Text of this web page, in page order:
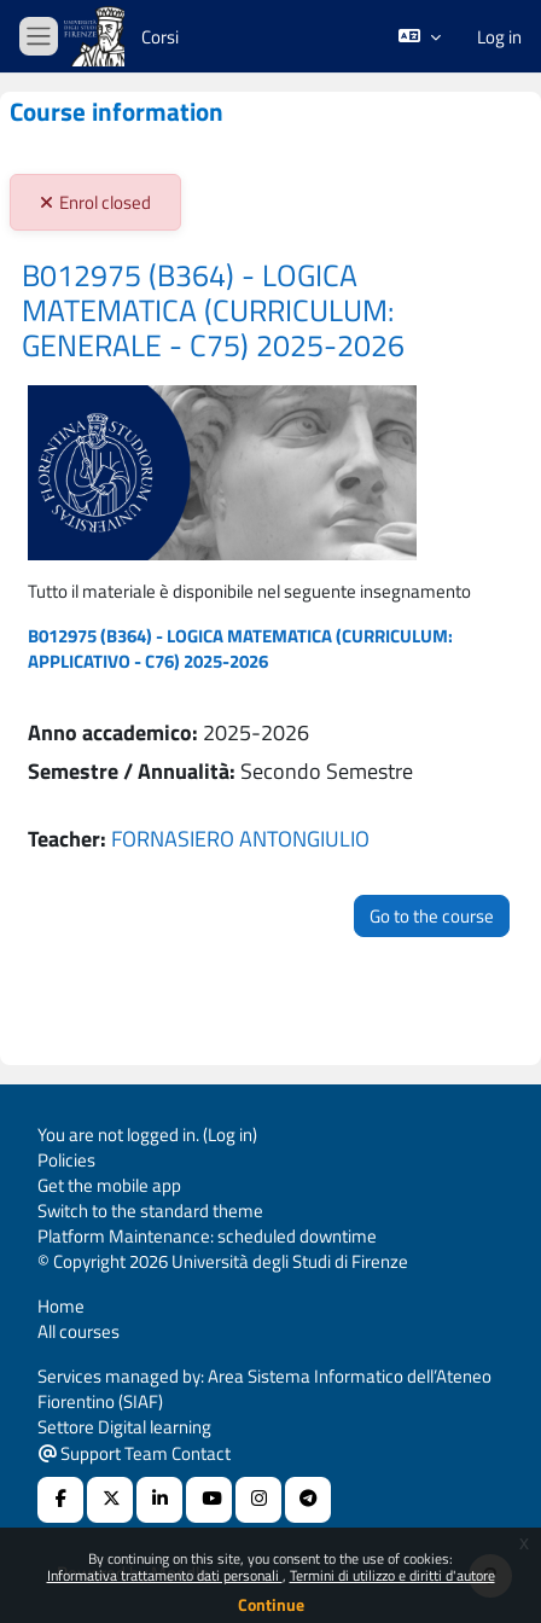
Skip to main content
By continuing on this site, you consent to the use of cookies:
Informativa trattamento dati personali Termini di utilizzo e diritti d'autore
Continue
x
Side panel
Corsi Log in
Course information
Stato iscrizioni:
Enrol closed
B012975 (B364) - LOGICA
MATEMATICA (CURRICULUM:
GENERALE - C75) 2025-2026
Tutto il materiale è disponibile nel seguente insegnamento
B012975 (B364) - LOGICA MATEMATICA (CURRICULUM:
APPLICATIVO - C76) 2025-2026
Anno accademico: 2025-2026
Semestre / Annualità: Secondo Semestre
Teacher: FORNASIERO ANTONGIULIO
Go to the course
You are not logged in. (Log in)
Policies
Get the mobile app
Switch to the standard theme
Platform Maintenance: scheduled downtime
© Copyright 2026 Università degli Studi di Firenze
Home
All courses
Services managed by: Area Sistema Informatico dell’Ateneo
Fiorentino (SIAF)
Settore Digital learning
Support Team Contact
Powered byMoodle